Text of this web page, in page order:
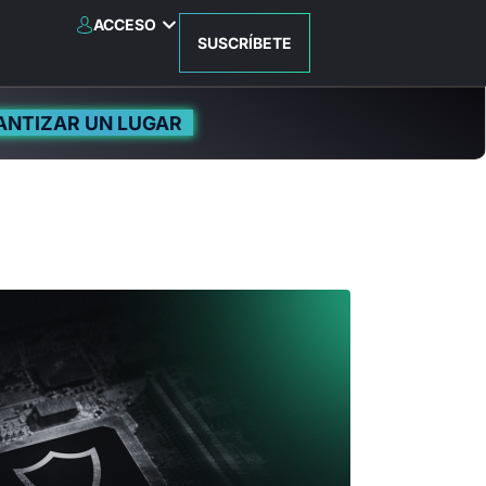
ACCESO
SUSCRÍBETE
UN LUGAR